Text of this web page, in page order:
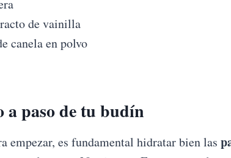
de vainilla
canela en polvo
a paso de tu budín
empezar, es fundamental hidratar bien las